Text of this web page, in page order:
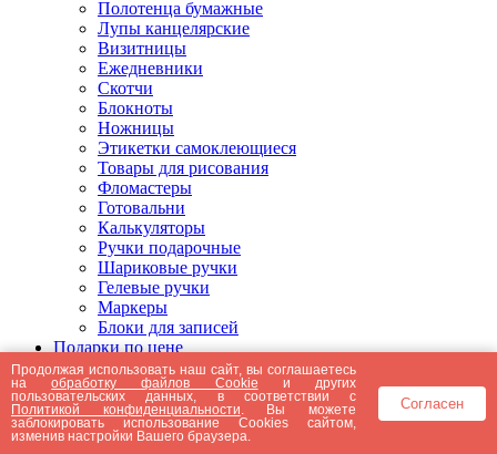
Полотенца бумажные
Лупы канцелярские
Визитницы
Ежедневники
Скотчи
Блокноты
Ножницы
Этикетки самоклеющиеся
Товары для рисования
Фломастеры
Готовальни
Калькуляторы
Ручки подарочные
Шариковые ручки
Гелевые ручки
Маркеры
Блоки для записей
Подарки по цене
Подарки от 5000 рублей
Подарки до 5000 рублей
Подарки до 3000 рублей
Подарки до 2000 рублей
Подарки до 1000 рублей
Продолжая использовать наш сайт, вы соглашаетесь
наобработку файлов Cookie и других
пользовательских данных, в соответствии с
Политикой конфиденциальности . Вы можете
заблокировать использование Cookies сайтом,
изменив настройки Вашего браузера.
Согласен